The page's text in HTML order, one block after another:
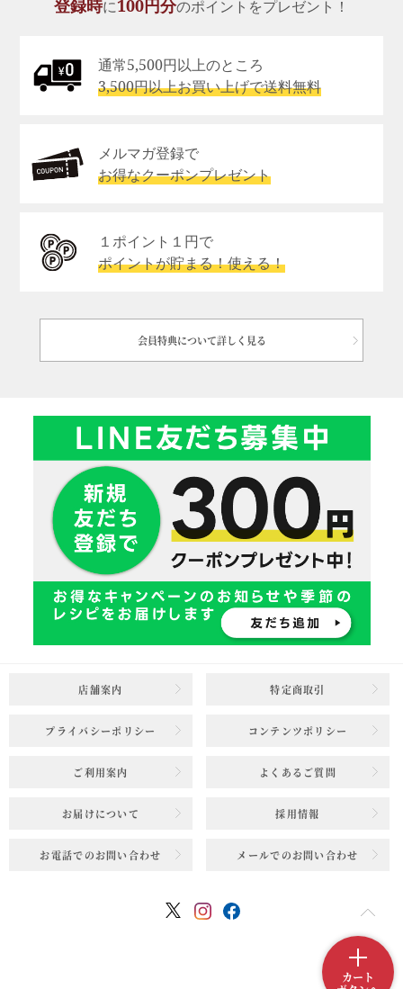
カート
登録時に100円分のポイントをプレゼント！
通常5,500円以上のところ
3,500円以上お買い上げで送料無料
メルマガ登録で
お得なクーポンプレゼント
１ポイント１円で
ポイントが貯まる！使える！
会員特典について詳しく見る
店舗案内 特定商取引
プライバシーポリシー コンテンツポリシー
ご利用案内 よくあるご質問
お届けについて 採用情報
お電話でのお問い合わせ メールでのお問い合わせ